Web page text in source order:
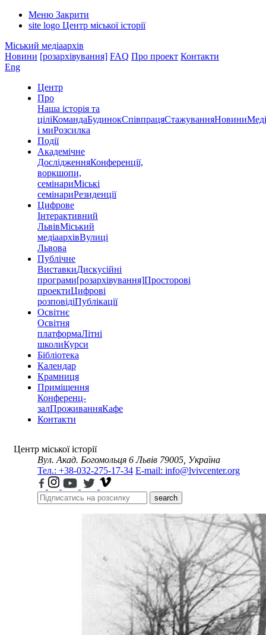
Меню Закрити
site logo Центр міської історії
Міський медіаархів
Новини [розархівування] FAQ Про проект Контакти
Eng
Центр
Про
Наша історія та
ціліКомандаБудинокСпівпрацяСтажуванняНовини
і миРозсилка
Події
Академічне
ДослідженняКонференції,
воркшопи,
семінариМіські
семінариРезиденції
Цифрове
Інтерактивний
ЛьвівМіський
медіаархівВулиці
Львова
Публічне
ВиставкиДискусійні
програми[розархівування]Просторові
проектиЦифрові
розповідіПублікації
Освітнє
Освітня
платформаЛітні
школиКурси
Бібліотека
Календар
Крамниця
Приміщення
Конференц-
залПроживанняКафе
Контакти
Центр міської історії
Вул. Акад. Богомольця 6 Львів 79005, Україна
Тел.: +38-032-275-17-34 E-mail: info@lvivcenter.org
search